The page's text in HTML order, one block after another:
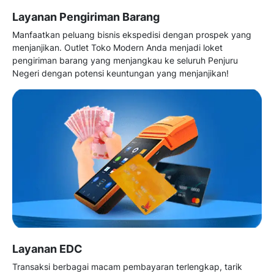
Layanan Pengiriman Barang
Manfaatkan peluang bisnis ekspedisi dengan prospek yang
menjanjikan. Outlet Toko Modern Anda menjadi loket
pengiriman barang yang menjangkau ke seluruh Penjuru
Negeri dengan potensi keuntungan yang menjanjikan!
Layanan EDC
Transaksi berbagai macam pembayaran terlengkap, tarik